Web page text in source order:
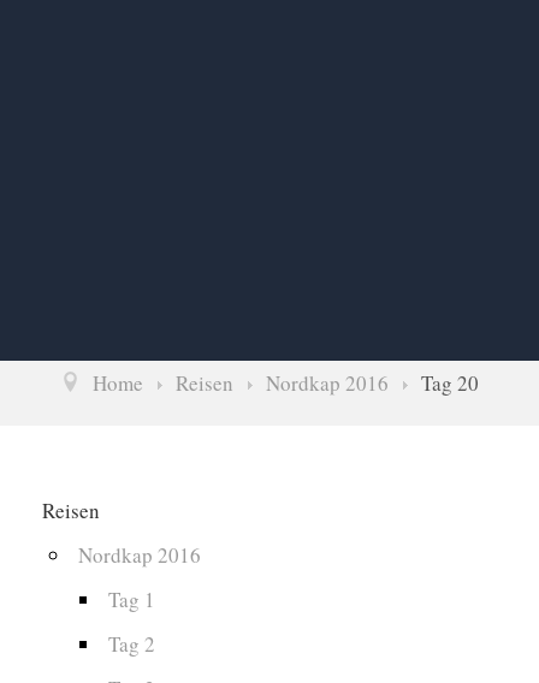
Home Reisen Nordkap 2016 Tag 20
Reisen
Nordkap 2016
Tag 1
Tag 2